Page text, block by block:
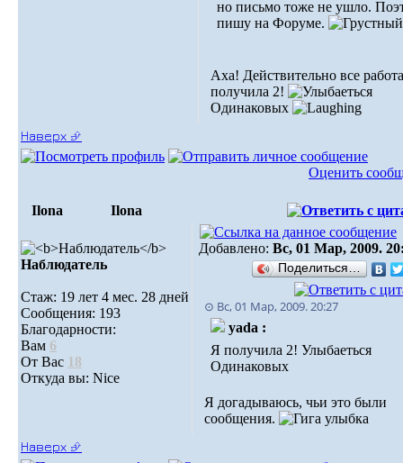
но письмо тоже не ушло.
пишу на Форуме.
Аха! Действительно все
получила 2!
Одинаковых
Наверх ⮵
Оценить
Ilona Ilona
Наблюдатель
Стаж: 19 лет 4 мес. 28 дней
Сообщения: 193
Благодарности:
Вам 6
От Вас 18
Откуда вы: Nice
Добавлено: Вс, 01 Мар, 2009.
Поделиться…
⊙ Вс, 01 Мар, 2009. 20:27
yada :
Я получила 2! Улыбаеться
Одинаковых
Я догадываюсь, чьи это были
сообщения.
Наверх ⮵